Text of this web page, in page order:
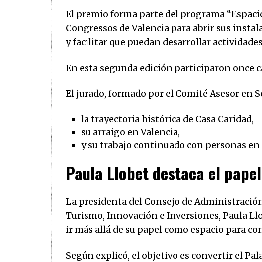
El premio forma parte del programa
Congressos de Valencia para abrir sus
y facilitar que puedan desarrollar
En esta segunda edición participaron once
El jurado, formado por el Comité Asesor en
la trayectoria histórica de Casa Caridad,
su arraigo en Valencia,
y su trabajo continuado con personas
Paula Llobet destaca el
La presidenta del Consejo de
Turismo, Innovación e Inversiones, Paula
ir más allá de su papel como espacio para
Según explicó, el objetivo es convertir el